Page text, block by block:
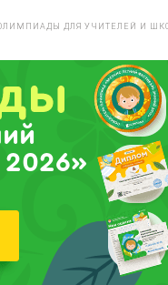
ДЛЯ УЧИТЕЛЕЙ И
2026»